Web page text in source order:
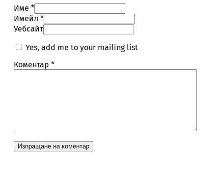
Име *
Имейл *
Уебсайт
Yes, add me to your mailing list
Коментар *